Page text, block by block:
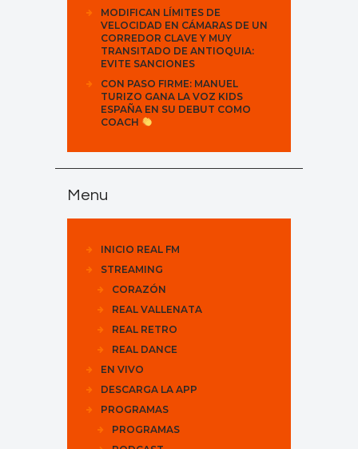
MODIFICAN LÍMITES DE
VELOCIDAD EN CÁMARAS DE UN
CORREDOR CLAVE Y MUY
TRANSITADO DE ANTIOQUIA:
EVITE SANCIONES
CON PASO FIRME: MANUEL
TURIZO GANA LA VOZ KIDS
ESPAÑA EN SU DEBUT COMO
COACH
Menu
INICIO REAL FM
STREAMING
CORAZÓN
REAL VALLENATA
REAL RETRO
REAL DANCE
EN VIVO
DESCARGA LA APP
PROGRAMAS
PROGRAMAS